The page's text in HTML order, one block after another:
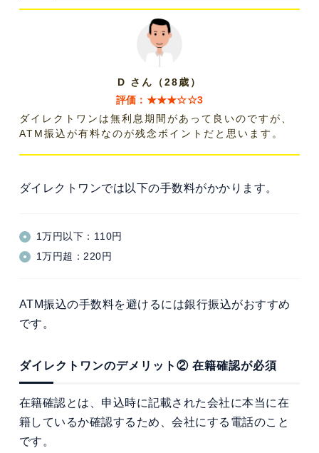
D さん（28歳）
評価：★★★☆☆3
ダイレクトワンは無利息期間があって良いのですが、
ATM振込が有料なのが残念ポイントだと思います。
ダイレクトワンでは以下の手数料がかかります。
1万円以下：110円
1万円超：220円
ATM振込の手数料を避けるには銀行振込がおすすめ
です。
ダイレクトワンのデメリット② 在籍確認が必須
在籍確認とは、申込時に記載された会社に本当に在
籍しているか確認するため、会社にする電話のこと
です。